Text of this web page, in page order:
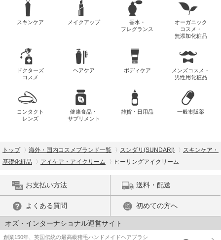
スキンケア メイクアップ
香水・
フレグランス
オーガニック
コスメ・
無添加化粧品
ドクターズ
コスメ
ヘアケア ボディケア
メンズコスメ・
男性用化粧品
コンタクト
レンズ
健康食品・
サプリメント
雑貨・日用品 一般市販薬
トップ 海外・国内コスメブランド一覧 スンダリ(SUNDARI)
スキンケア・
基礎化粧品
アイケア・アイクリーム ヒーリングアイクリーム
お支払い方法 送料・配送
よくある質問 初めての方へ
オズ・インターナショナル運営サイト
創業150年、英国伝統の最高級猪毛ハンドメイドヘアブラシ